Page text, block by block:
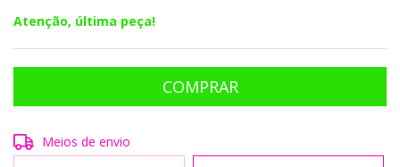
Atenção, última peça!
Entregas para o CEP:
Meios de envio